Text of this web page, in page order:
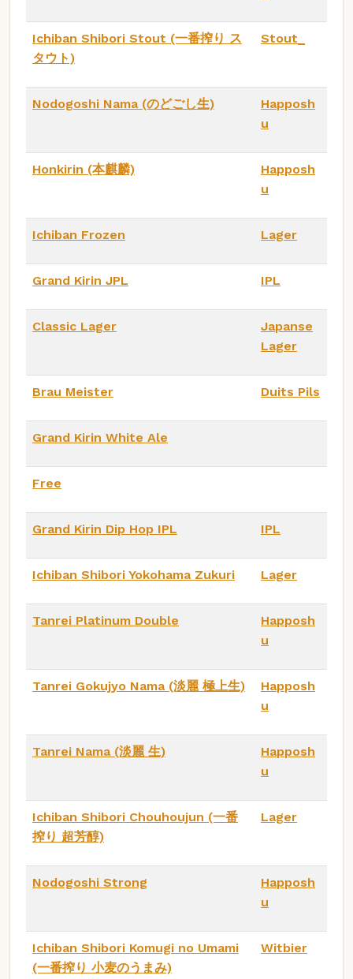
Ichiban Shibori Stout (一番搾り ス
タウト)
Stout_
Nodogoshi Nama (のどごし生)
Happosh
u
Honkirin (本麒麟)
Happosh
u
Ichiban Frozen Lager
Grand Kirin JPL IPL
Classic Lager
Japanse
Lager
Brau Meister Duits Pils
Grand Kirin White Ale
Free
Grand Kirin Dip Hop IPL IPL
Ichiban Shibori Yokohama Zukuri Lager
Tanrei Platinum Double
Happosh
u
Tanrei Gokujyo Nama (淡麗 極上生)
Happosh
u
Tanrei Nama (淡麗 生)
Happosh
u
Ichiban Shibori Chouhoujun (一番
搾り 超芳醇)
Lager
Nodogoshi Strong
Happosh
u
Ichiban Shibori Komugi no Umami
(一番搾り 小麦のうまみ)
Witbier